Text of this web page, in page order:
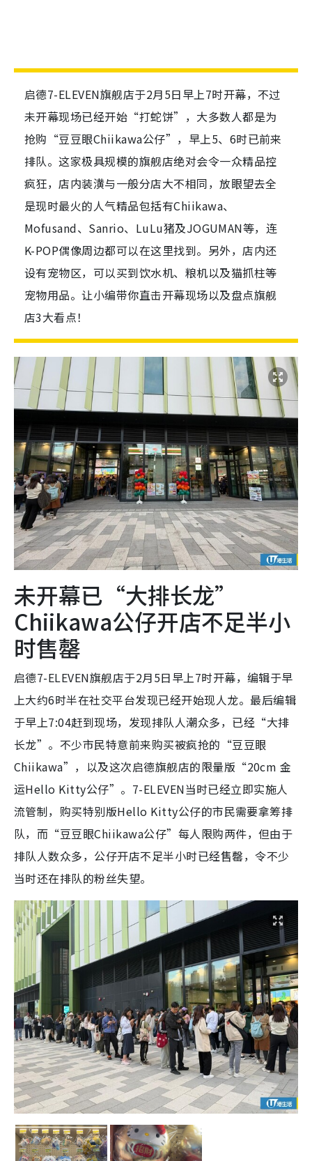
启德7-ELEVEN旗舰店于2月5日早上7时开幕，不过
未开幕现场已经开始“打蛇饼”，大多数人都是为
抢购“豆豆眼Chiikawa公仔”，早上5、6时已前来
排队。这家极具规模的旗舰店绝对会令一众精品控
疯狂，店内装潢与一般分店大不相同，放眼望去全
是现时最火的人气精品包括有Chiikawa、
Mofusand、Sanrio、LuLu猪及JOGUMAN等，连
K-POP偶像周边都可以在这里找到。另外，店内还
设有宠物区，可以买到饮水机、粮机以及猫抓柱等
宠物用品。让小编带你直击开幕现场以及盘点旗舰
店3大看点！
未开幕已“大排长龙”
Chiikawa公仔开店不足半小
时售罄
启德7-ELEVEN旗舰店于2月5日早上7时开幕，编辑于早
上大约6时半在社交平台发现已经开始现人龙。最后编辑
于早上7:04赶到现场，发现排队人潮众多，已经“大排
长龙”。不少市民特意前来购买被疯抢的“豆豆眼
Chiikawa”，以及这次启德旗舰店的限量版“20cm 金
运Hello Kitty公仔”。7-ELEVEN当时已经立即实施人
流管制，购买特别版Hello Kitty公仔的市民需要拿筹排
队，而“豆豆眼Chiikawa公仔”每人限购两件，但由于
排队人数众多，公仔开店不足半小时已经售罄，令不少
当时还在排队的粉丝失望。